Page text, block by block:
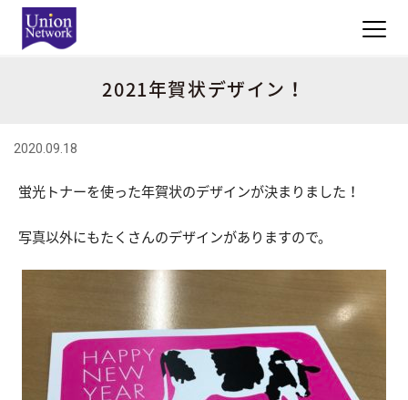
2021年賀状デザイン！
2020.09.18
蛍光トナーを使った年賀状のデザインが決まりました！
写真以外にもたくさんのデザインがありますので。